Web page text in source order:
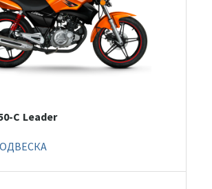
C Leader